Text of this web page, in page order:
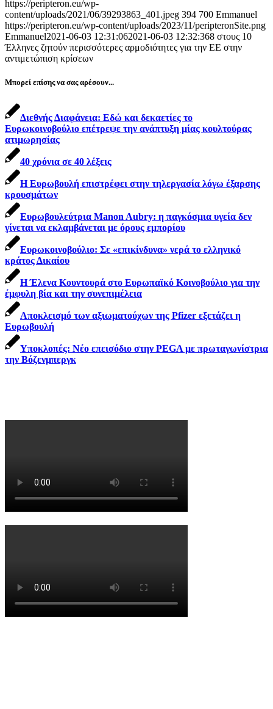
https://peripteron.eu/wp-
content/uploads/2021/06/39293863_401.jpeg 394 700 Emmanuel
https://peripteron.eu/wp-content/uploads/2023/11/peripteronSite.png
Emmanuel2021-06-03 12:31:062021-06-03 12:32:368 στους 10
Έλληνες ζητούν περισσότερες αρμοδιότητες για την ΕΕ στην
αντιμετώπιση κρίσεων
Μπορεί επίσης να σας αρέσουν...
Διεθνής Διαφάνεια: Εδώ και δεκαετίες το
Ευρωκοινοβούλιο επέτρεψε την ανάπτυξη μίας κουλτούρας
ατιμωρησίας
40 χρόνια σε 40 λέξεις
Η Ευρωβουλή επιστρέφει στην τηλεργασία λόγω έξαρσης
κρουσμάτων
Ευρωβουλεύτρια Manon Aubry: η παγκόσμια υγεία δεν
γίνεται να εκλαμβάνεται με όρους εμπορίου
Ευρωκοινοβούλιο: Σε «επικίνδυνα» νερά το ελληνικό
κράτος Δικαίου
Η Έλενα Κουντουρά στο Ευρωπαϊκό Κοινοβούλιο για την
έμφυλη βία και την συνεπιμέλεια
Αποκλεισμό των αξιωματούχων της Pfizer εξετάζει η
Ευρωβουλή
Υποκλοπές: Νέο επεισόδιο στην PEGA με πρωταγωνίστρια
την Βόζενμπεργκ